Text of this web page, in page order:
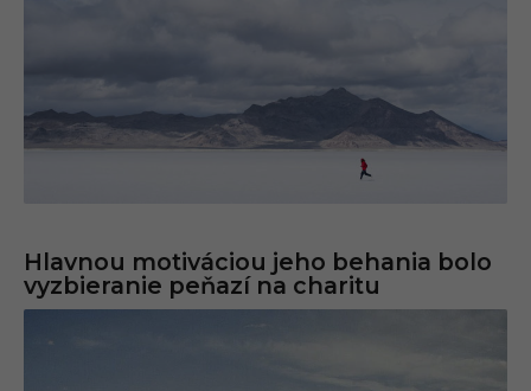
Hlavnou motiváciou jeho behania bolo
vyzbieranie peňazí na charitu